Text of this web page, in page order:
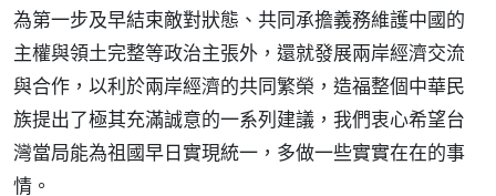
為第一步及早結束敵對狀態、共同承擔義務維護中國的
主權與領土完整等政治主張外，還就發展兩岸經濟交流
與合作，以利於兩岸經濟的共同繁榮，造福整個中華民
族提出了極其充滿誠意的一系列建議，我們衷心希望台
灣當局能為祖國早日實現統一，多做一些實實在在的事
情。